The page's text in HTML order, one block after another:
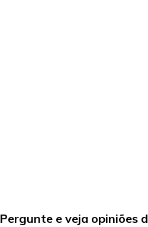
Pergunte e veja opiniões